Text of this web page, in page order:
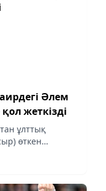
Әлем
жеткізді
ұлттық
өткен